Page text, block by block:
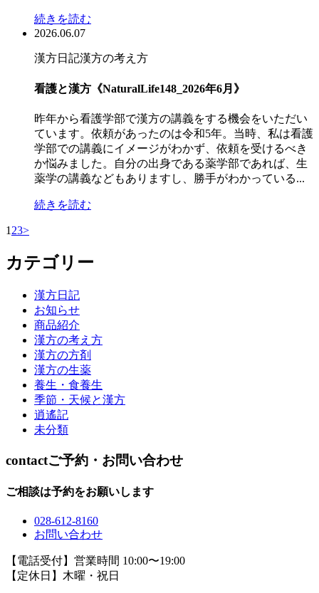
続きを読む
2026.06.07
漢方日記漢方の考え方
看護と漢方《NaturalLife148_2026年6月》
昨年から看護学部で漢方の講義をする機会をいただい
ています。依頼があったのは令和5年。当時、私は看護
学部での講義にイメージがわかず、依頼を受けるべき
か悩みました。自分の出身である薬学部であれば、生
薬学の講義などもありますし、勝手がわかっている...
続きを読む
1 23>
カテゴリー
漢方日記
お知らせ
商品紹介
漢方の考え方
漢方の方剤
漢方の生薬
養生・食養生
季節・天候と漢方
逍遙記
未分類
contactご予約・お問い合わせ
ご相談は予約をお願いします
028-612-8160
お問い合わせ
【電話受付】営業時間 10:00〜19:00
【定休日】木曜・祝日